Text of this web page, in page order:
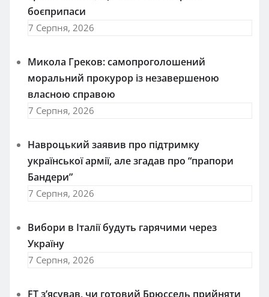
боєприпаси
7 Серпня, 2026
Микола Греков: самопроголошений
моральний прокурор із незавершеною
власною справою
7 Серпня, 2026
Навроцький заявив про підтримку
української армії, але згадав про “прапори
Бандери”
7 Серпня, 2026
Вибори в Італії будуть гарячими через
Україну
7 Серпня, 2026
FT зʼясував, чи готовий Брюссель прийняти